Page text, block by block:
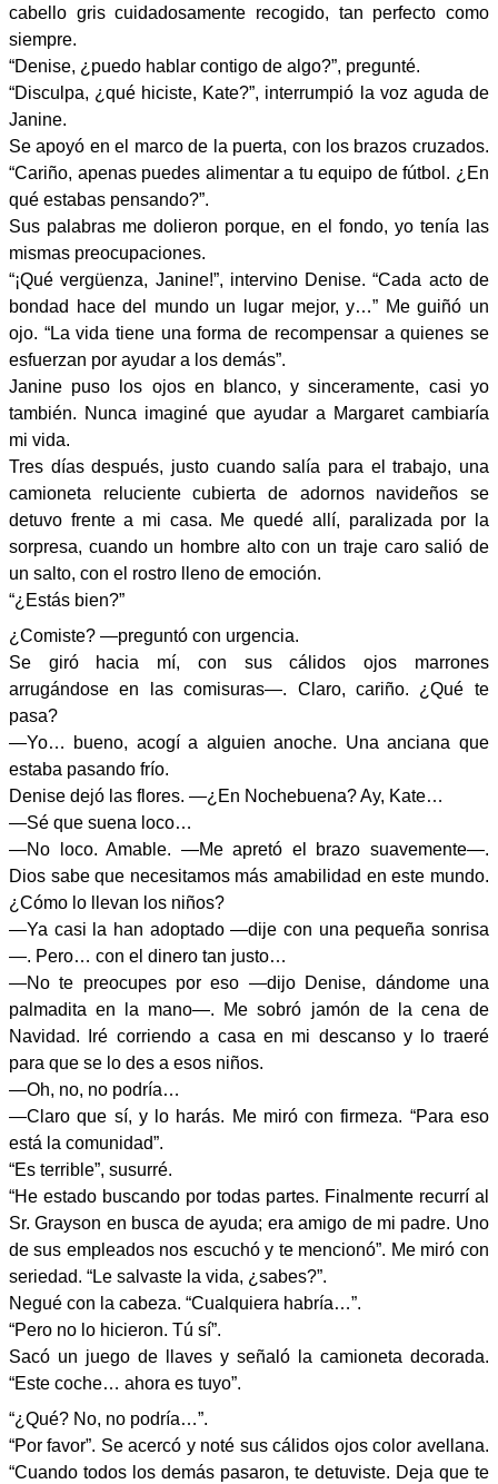
cabello gris cuidadosamente recogido, tan perfecto como
siempre.
“Denise, ¿puedo hablar contigo de algo?”, pregunté.
“Disculpa, ¿qué hiciste, Kate?”, interrumpió la voz aguda de
Janine.
Se apoyó en el marco de la puerta, con los brazos cruzados.
“Cariño, apenas puedes alimentar a tu equipo de fútbol. ¿En
qué estabas pensando?”.
Sus palabras me dolieron porque, en el fondo, yo tenía las
mismas preocupaciones.
“¡Qué vergüenza, Janine!”, intervino Denise. “Cada acto de
bondad hace del mundo un lugar mejor, y…” Me guiñó un
ojo. “La vida tiene una forma de recompensar a quienes se
esfuerzan por ayudar a los demás”.
Janine puso los ojos en blanco, y sinceramente, casi yo
también. Nunca imaginé que ayudar a Margaret cambiaría
mi vida.
Tres días después, justo cuando salía para el trabajo, una
camioneta reluciente cubierta de adornos navideños se
detuvo frente a mi casa. Me quedé allí, paralizada por la
sorpresa, cuando un hombre alto con un traje caro salió de
un salto, con el rostro lleno de emoción.
“¿Estás bien?”
¿Comiste? —preguntó con urgencia.
Se giró hacia mí, con sus cálidos ojos marrones
arrugándose en las comisuras—. Claro, cariño. ¿Qué te
pasa?
—Yo… bueno, acogí a alguien anoche. Una anciana que
estaba pasando frío.
Denise dejó las flores. —¿En Nochebuena? Ay, Kate…
—Sé que suena loco…
—No loco. Amable. —Me apretó el brazo suavemente—.
Dios sabe que necesitamos más amabilidad en este mundo.
¿Cómo lo llevan los niños?
—Ya casi la han adoptado —dije con una pequeña sonrisa
—. Pero… con el dinero tan justo…
—No te preocupes por eso —dijo Denise, dándome una
palmadita en la mano—. Me sobró jamón de la cena de
Navidad. Iré corriendo a casa en mi descanso y lo traeré
para que se lo des a esos niños.
—Oh, no, no podría…
—Claro que sí, y lo harás. Me miró con firmeza. “Para eso
está la comunidad”.
“Es terrible”, susurré.
“He estado buscando por todas partes. Finalmente recurrí al
Sr. Grayson en busca de ayuda; era amigo de mi padre. Uno
de sus empleados nos escuchó y te mencionó”. Me miró con
seriedad. “Le salvaste la vida, ¿sabes?”.
Negué con la cabeza. “Cualquiera habría…”.
“Pero no lo hicieron. Tú sí”.
Sacó un juego de llaves y señaló la camioneta decorada.
“Este coche… ahora es tuyo”.
“¿Qué? No, no podría…”.
“Por favor”. Se acercó y noté sus cálidos ojos color avellana.
“Cuando todos los demás pasaron, te detuviste. Deja que te